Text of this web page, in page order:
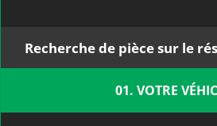
Recherche de pièce sur le
01. VOTRE